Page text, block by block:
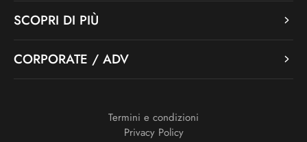
SCOPRI DI PIÙ
CORPORATE / ADV
Termini e condizioni
Privacy Policy